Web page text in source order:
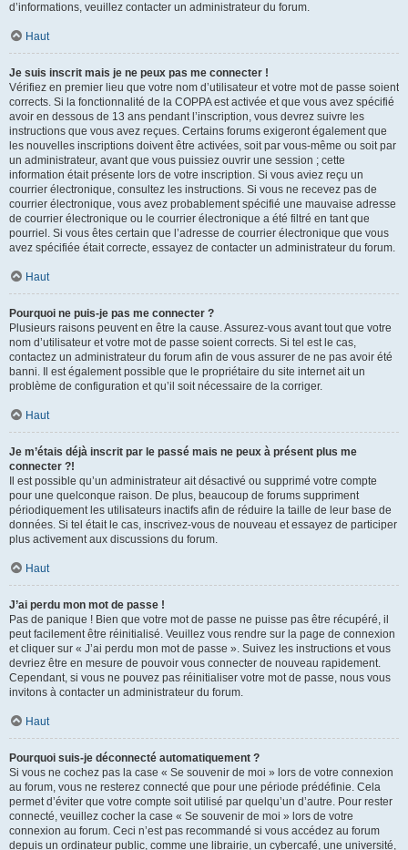
d’informations, veuillez contacter un administrateur du forum.
Haut
Je suis inscrit mais je ne peux pas me connecter !
Vérifiez en premier lieu que votre nom d’utilisateur et votre mot de passe soient
corrects. Si la fonctionnalité de la COPPA est activée et que vous avez spécifié
avoir en dessous de 13 ans pendant l’inscription, vous devrez suivre les
instructions que vous avez reçues. Certains forums exigeront également que
les nouvelles inscriptions doivent être activées, soit par vous-même ou soit par
un administrateur, avant que vous puissiez ouvrir une session ; cette
information était présente lors de votre inscription. Si vous aviez reçu un
courrier électronique, consultez les instructions. Si vous ne recevez pas de
courrier électronique, vous avez probablement spécifié une mauvaise adresse
de courrier électronique ou le courrier électronique a été filtré en tant que
pourriel. Si vous êtes certain que l’adresse de courrier électronique que vous
avez spécifiée était correcte, essayez de contacter un administrateur du forum.
Haut
Pourquoi ne puis-je pas me connecter ?
Plusieurs raisons peuvent en être la cause. Assurez-vous avant tout que votre
nom d’utilisateur et votre mot de passe soient corrects. Si tel est le cas,
contactez un administrateur du forum afin de vous assurer de ne pas avoir été
banni. Il est également possible que le propriétaire du site internet ait un
problème de configuration et qu’il soit nécessaire de la corriger.
Haut
Je m’étais déjà inscrit par le passé mais ne peux à présent plus me
connecter ?!
Il est possible qu’un administrateur ait désactivé ou supprimé votre compte
pour une quelconque raison. De plus, beaucoup de forums suppriment
périodiquement les utilisateurs inactifs afin de réduire la taille de leur base de
données. Si tel était le cas, inscrivez-vous de nouveau et essayez de participer
plus activement aux discussions du forum.
Haut
J’ai perdu mon mot de passe !
Pas de panique ! Bien que votre mot de passe ne puisse pas être récupéré, il
peut facilement être réinitialisé. Veuillez vous rendre sur la page de connexion
et cliquer sur « J’ai perdu mon mot de passe ». Suivez les instructions et vous
devriez être en mesure de pouvoir vous connecter de nouveau rapidement.
Cependant, si vous ne pouvez pas réinitialiser votre mot de passe, nous vous
invitons à contacter un administrateur du forum.
Haut
Pourquoi suis-je déconnecté automatiquement ?
Si vous ne cochez pas la case « Se souvenir de moi » lors de votre connexion
au forum, vous ne resterez connecté que pour une période prédéfinie. Cela
permet d’éviter que votre compte soit utilisé par quelqu’un d’autre. Pour rester
connecté, veuillez cocher la case « Se souvenir de moi » lors de votre
connexion au forum. Ceci n’est pas recommandé si vous accédez au forum
depuis un ordinateur public, comme une librairie, un cybercafé, une université,